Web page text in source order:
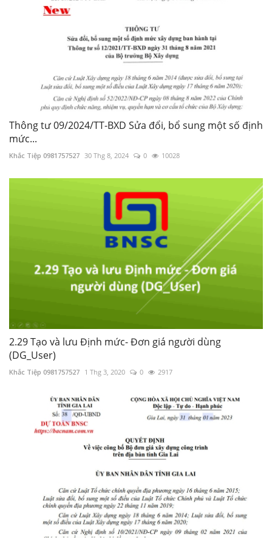
Thông tư 09/2024/TT-BXD Sửa đổi, bổ sung một số định
mức...
Khắc Tiệp 0981757527 30 Thg 8, 2024 0 10028
2.29 Tạo và lưu Định mức- Đơn giá người dùng
(DG_User)
Khắc Tiệp 0981757527 1 Thg 3, 2020 0 2917